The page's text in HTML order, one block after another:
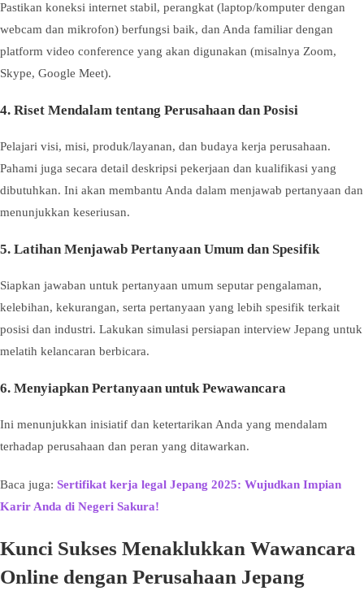
Pastikan koneksi internet stabil, perangkat (laptop/komputer dengan
webcam dan mikrofon) berfungsi baik, dan Anda familiar dengan
platform video conference yang akan digunakan (misalnya Zoom,
Skype, Google Meet).
4. Riset Mendalam tentang Perusahaan dan Posisi
Pelajari visi, misi, produk/layanan, dan budaya kerja perusahaan.
Pahami juga secara detail deskripsi pekerjaan dan kualifikasi yang
dibutuhkan. Ini akan membantu Anda dalam menjawab pertanyaan dan
menunjukkan keseriusan.
5. Latihan Menjawab Pertanyaan Umum dan Spesifik
Siapkan jawaban untuk pertanyaan umum seputar pengalaman,
kelebihan, kekurangan, serta pertanyaan yang lebih spesifik terkait
posisi dan industri. Lakukan simulasi persiapan interview Jepang untuk
melatih kelancaran berbicara.
6. Menyiapkan Pertanyaan untuk Pewawancara
Ini menunjukkan inisiatif dan ketertarikan Anda yang mendalam
terhadap perusahaan dan peran yang ditawarkan.
Baca juga: Sertifikat kerja legal Jepang 2025: Wujudkan Impian
Karir Anda di Negeri Sakura!
Kunci Sukses Menaklukkan Wawancara
Online dengan Perusahaan Jepang